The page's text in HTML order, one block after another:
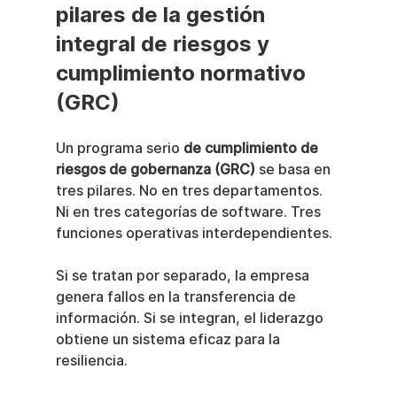
pilares de la gestión
integral de riesgos y
cumplimiento normativo
(GRC)
Un programa serio de cumplimiento de
riesgos de gobernanza (GRC) se basa en
tres pilares. No en tres departamentos.
Ni en tres categorías de software. Tres
funciones operativas interdependientes.
Si se tratan por separado, la empresa
genera fallos en la transferencia de
información. Si se integran, el liderazgo
obtiene un sistema eficaz para la
resiliencia.